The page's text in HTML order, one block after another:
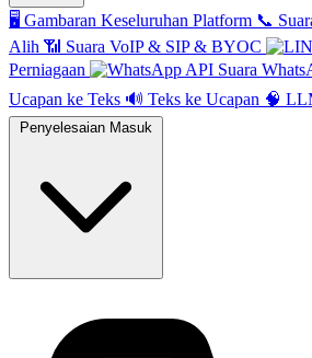
🖥️ Gambaran Keseluruhan Platform 📞
Alih 📶 Suara VoIP & SIP & BYOC
Perniagaan
API Suara
Ucapan ke Teks 🔊 Teks ke Ucapan 🧠